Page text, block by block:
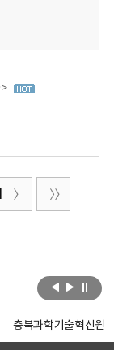
충북과학기술혁신원